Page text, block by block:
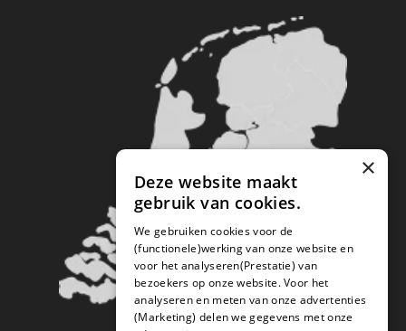
×
Deze website maakt
gebruik van cookies.
We gebruiken cookies voor de
(functionele)werking van onze website en
voor het analyseren(Prestatie) van
bezoekers op onze website. Voor het
analyseren en meten van onze advertenties
(Marketing) delen we gegevens met onze